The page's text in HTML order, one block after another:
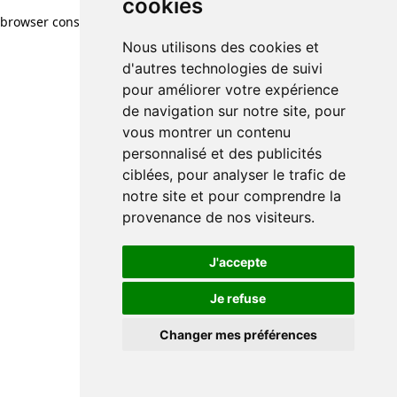
cookies
Nous utilisons des cookies et
d'autres technologies de suivi
pour améliorer votre expérience
de navigation sur notre site, pour
vous montrer un contenu
personnalisé et des publicités
ciblées, pour analyser le trafic de
notre site et pour comprendre la
provenance de nos visiteurs.
J'accepte
Je refuse
Changer mes préférences
browser console for more information)